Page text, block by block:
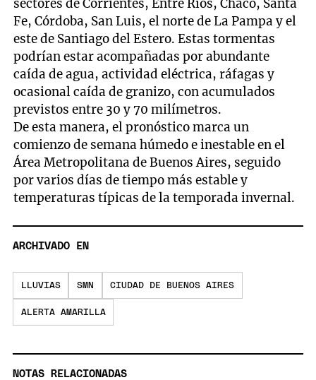
sectores de Corrientes, Entre Ríos, Chaco, Santa
Fe, Córdoba, San Luis, el norte de La Pampa y el
este de Santiago del Estero. Estas tormentas
podrían estar acompañadas por abundante
caída de agua, actividad eléctrica, ráfagas y
ocasional caída de granizo, con acumulados
previstos entre 30 y 70 milímetros.
De esta manera, el pronóstico marca un
comienzo de semana húmedo e inestable en el
Área Metropolitana de Buenos Aires, seguido
por varios días de tiempo más estable y
temperaturas típicas de la temporada invernal.
ARCHIVADO EN
LLUVIAS SMN CIUDAD DE BUENOS AIRES
ALERTA AMARILLA
NOTAS RELACIONADAS